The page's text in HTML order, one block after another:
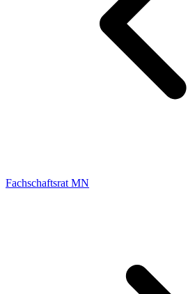
Fachschaftsrat MN